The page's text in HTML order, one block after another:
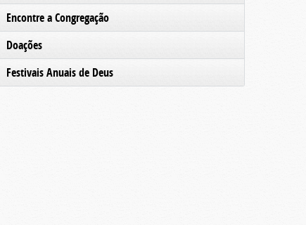
Encontre a Congregação
Doações
Festivais Anuais de Deus